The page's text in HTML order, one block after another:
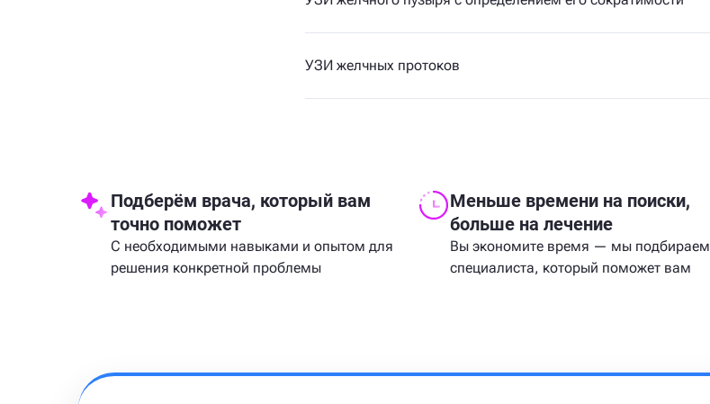
УЗИ желчных протоков
Подберём врача, который вам
точно поможет
С необходимыми навыками и опытом для
решения конкретной проблемы
Меньше времени на поиски,
больше на лечение
Вы экономите время — мы подбираем
специалиста, который поможет вам